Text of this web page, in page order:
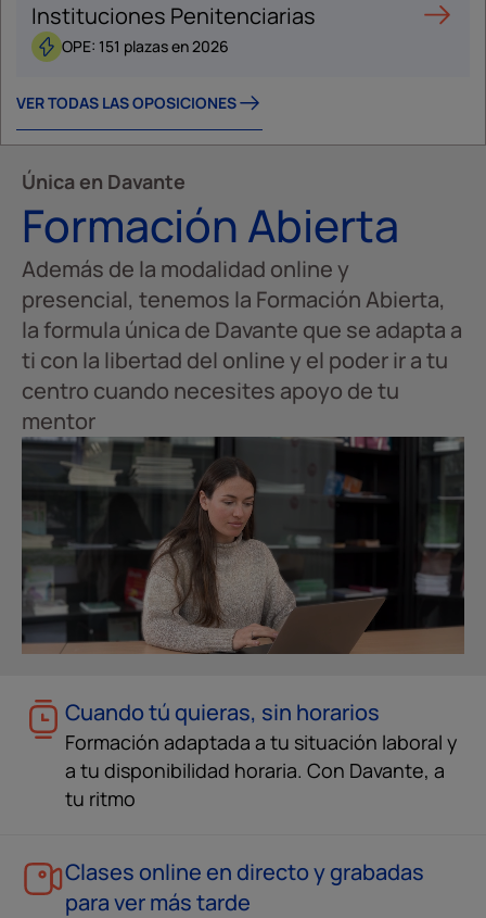
Instituciones Penitenciarias
OPE: 151 plazas en 2026
VER TODAS LAS OPOSICIONES
Única en Davante
Formación Abierta
Además de la modalidad online y
presencial, tenemos la Formación Abierta,
la formula única de Davante que se adapta a
ti con la libertad del online y el poder ir a tu
centro cuando necesites apoyo de tu
mentor
Cuando tú quieras, sin horarios
Formación adaptada a tu situación laboral y
a tu disponibilidad horaria. Con Davante, a
tu ritmo
Clases online en directo y grabadas
para ver más tarde